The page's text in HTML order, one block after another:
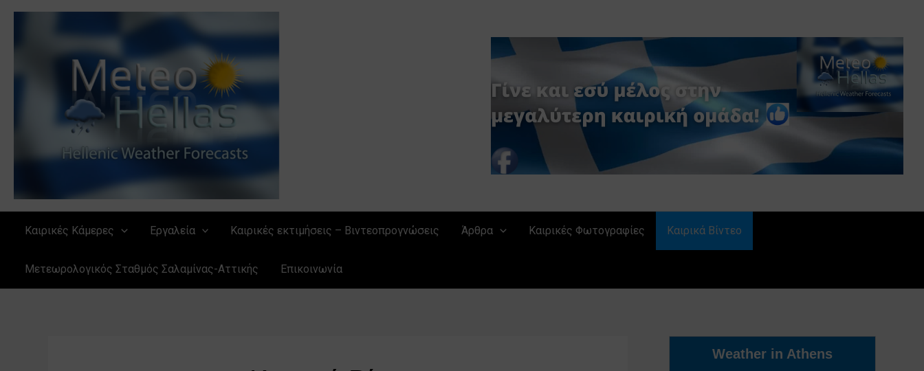
Μετάβαση
Καιρικές Κάμερες Εργαλεία Καιρικές εκτιμήσεις – Βιντεοπρογνώσεις Άρθρα Καιρικές Φωτογραφίες Καιρικά Βίντεο
Μετεωρολογικός Σταθμός Σαλαμίνας-Αττικής Επικοινωνία
Weather in Athens